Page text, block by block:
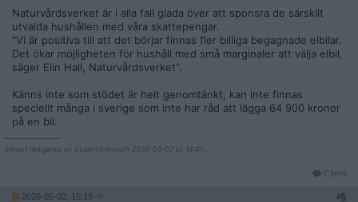
Naturvårdsverket är i alla fall glada över att sponsra de särskilt
utvalda hushållen med våra skattepengar.
"Vi är positiva till att det börjar finnas fler billiga begagnade elbilar.
Det ökar möjligheten för hushåll med små marginaler att välja elbil,
säger Elin Hall, Naturvårdsverket".
Känns inte som stödet är helt genomtänkt, kan inte finnas
speciellt många i sverige som inte har råd att lägga 64 900 kronor
på en bil.
Senast redigerad av StojanVlatkovich 2026-05-02 kl. 14:41.
Citera
2026-05-02, 15:19 #5